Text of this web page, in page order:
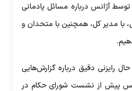
آژانس درباره مسائل پادمانی
با مدیر کل، همچنین با متحدان و
رایزنی دقیق درباره گزارش‌هایی
پیش از نشست شورای حکام در